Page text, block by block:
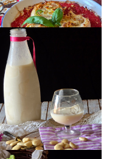
MANDORLITO